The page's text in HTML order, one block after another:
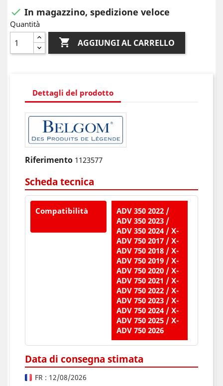
 In magazzino, spedizione veloce
Quantità
 AGGIUNGI AL CARRELLO
Dettagli del prodotto
Riferimento 1123577
Scheda tecnica
Compatibilità
ADV 350 2022 /
ADV 350 2023 /
ADV 350 2024 / X-
ADV 750 2017 / X-
ADV 750 2018 / X-
ADV 750 2019 / X-
ADV 750 2020 / X-
ADV 750 2021 / X-
ADV 750 2022 / X-
ADV 750 2023 / X-
ADV 750 2024 / X-
ADV 750 2025 / X-
ADV 750 2026
Data di consegna stimata
FR : 12/08/2026